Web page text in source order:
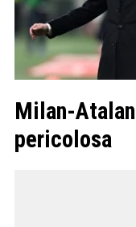
Milan-
pericolosa